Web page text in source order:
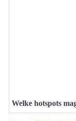
Welke hotspots